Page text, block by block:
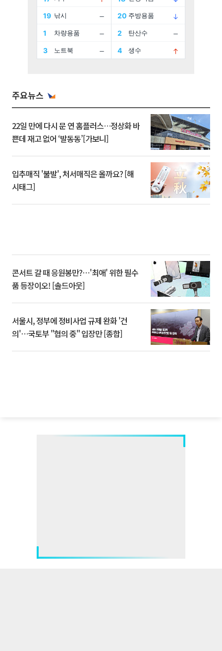
주요뉴스
22일 만에 다시 문 연 홈플러스…정상화 바
쁜데 재고 없어 ‘발동동’[가보니]
입추매직 '불발', 처서매직은 올까요? [해
시태그]
콘서트 갈 때 응원봉만?⋯'최애' 위한 필수
품 등장이오! [솔드아웃]
서울시, 정부에 정비사업 규제 완화 '건
의'⋯국토부 "협의 중" 입장만 [종합]